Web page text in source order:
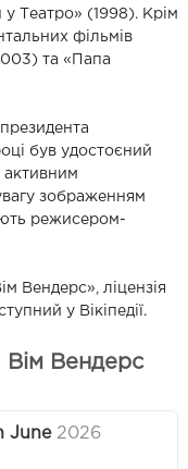
у Театро» (1998). Крім
фільмів
та «Папа
був удостоєний
активним
зображенням
режисером-
Вендерс», ліцензія
у Вікіпедії.
Вім Вендерс
June 2026